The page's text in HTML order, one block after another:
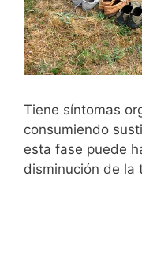
Tiene síntomas
consumiendo
esta fase puede
disminución de la